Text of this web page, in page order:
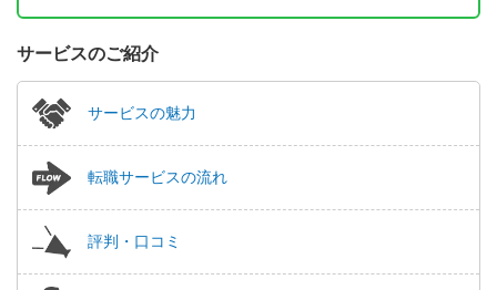
サービスのご紹介
サービスの魅力
転職サービスの流れ
評判・口コミ